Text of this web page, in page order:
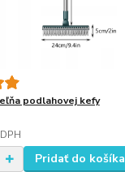
podlahovej kefy
Pridať do košíka